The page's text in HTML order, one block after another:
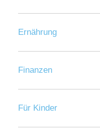
Ernährung
Finanzen
Für Kinder